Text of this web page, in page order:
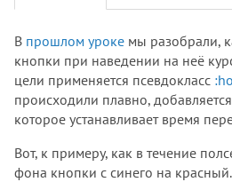
В прошлом уроке мы разобрали,
кнопки при наведении на неё
цели применяется псевдокласс
происходили плавно,
которое устанавливает время
Вот, к примеру, как в течение
фона кнопки с синего на красный.